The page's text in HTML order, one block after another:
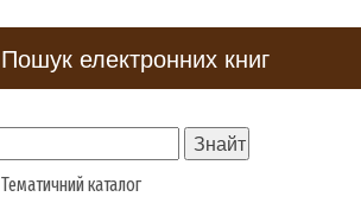
Пошук електронних книг
Тематичний каталог